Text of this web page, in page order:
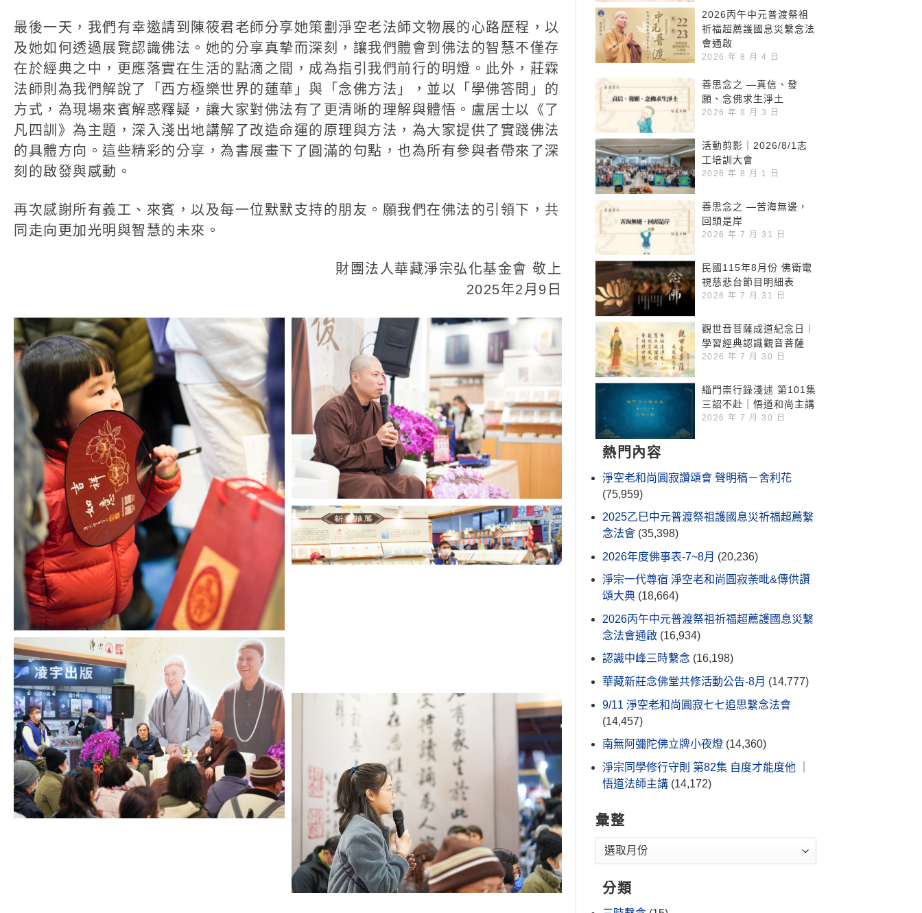
最後一天，我們有幸邀請到陳筱君老師分享她策劃淨空老法師文物展的心路歷程，以
及她如何透過展覽認識佛法。她的分享真摯而深刻，讓我們體會到佛法的智慧不僅存
在於經典之中，更應落實在生活的點滴之間，成為指引我們前行的明燈。此外，莊霖
法師則為我們解說了「西方極樂世界的蓮華」與「念佛方法」，並以「學佛答問」的
方式，為現場來賓解惑釋疑，讓大家對佛法有了更清晰的理解與體悟。盧居士以《了
凡四訓》為主題，深入淺出地講解了改造命運的原理與方法，為大家提供了實踐佛法
的具體方向。這些精彩的分享，為書展畫下了圓滿的句點，也為所有參與者帶來了深
刻的啟發與感動。
再次感謝所有義工、來賓，以及每一位默默支持的朋友。願我們在佛法的引領下，共
同走向更加光明與智慧的未來。
財團法人華藏淨宗弘化基金會 敬上
2025年2月9日
2026丙午中元普渡祭祖
祈福超薦護國息災繫念法
會通啟
2026 年 8 月 4 日
善思念之 —真信、發
願、念佛求生淨土
2026 年 8 月 3 日
活動剪影｜2026/8/1志
工培訓大會
2026 年 8 月 1 日
善思念之 —苦海無邊，
回頭是岸
2026 年 7 月 31 日
民國115年8月份 佛衛電
視慈悲台節目明細表
2026 年 7 月 31 日
觀世音菩薩成道紀念日｜
學習經典認識觀音菩薩
2026 年 7 月 30 日
緇門崇行錄淺述 第101集
三詔不赴｜悟道和尚主講
2026 年 7 月 30 日
熱門內容
淨空老和尚圓寂讚頌會 聲明稿－舍利花
(75,959)
2025乙巳中元普渡祭祖護國息災祈福超薦繫
念法會 (35,398)
2026年度佛事表-7~8月 (20,236)
淨宗一代尊宿 淨空老和尚圓寂荼毗&傳供讚
頌大典 (18,664)
2026丙午中元普渡祭祖祈福超薦護國息災繫
念法會通啟 (16,934)
認識中峰三時繫念 (16,198)
華藏新莊念佛堂共修活動公告-8月 (14,777)
9/11 淨空老和尚圓寂七七追思繫念法會
(14,457)
南無阿彌陀佛立牌小夜燈 (14,360)
淨宗同學修行守則 第82集 自度才能度他 ｜
悟道法師主講 (14,172)
彙整
分類